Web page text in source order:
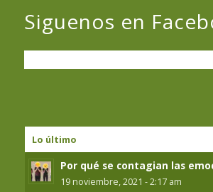
Siguenos en
Lo último
Por qué se contagian las
19 noviembre, 2021 - 2:17 am